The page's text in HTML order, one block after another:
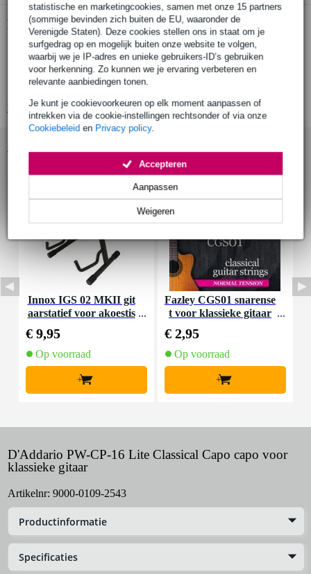
statistische en marketingcookies, samen met onze 15 partners
(sommige bevinden zich buiten de EU, waaronder de
Verenigde Staten). Deze cookies stellen ons in staat om je
surfgedrag op en mogelijk buiten onze website te volgen,
waarbij we je IP-adres en unieke gebruikers-ID’s gebruiken
voor herkenning. Zo kunnen we je ervaring verbeteren en
relevante aanbiedingen tonen.
Je kunt je cookievoorkeuren op elk moment aanpassen of
intrekken via de cookie-instellingen rechtsonder of via onze
Cookiebeleid en Privacy policy.
Weigeren
Aanpassen
Accepteren
Productinformatie
D'Addario PW-CP-16 Lite Classical Capo
capo
geschikt voor klassieke gitaar
Bekijk alle productspecificaties
Innox IGS 02 MKII git
aarstatief voor akoestis
€ 9,95
Op voorraad
+
Fazley CGS01 snarense
t voor klassieke gitaar
€ 2,95
Op voorraad
+
D'Addario PW-CP-16 Lite Classical Capo capo voor
klassieke gitaar
Artikelnr: 9000-0109-2543
Productinformatie
Specificaties